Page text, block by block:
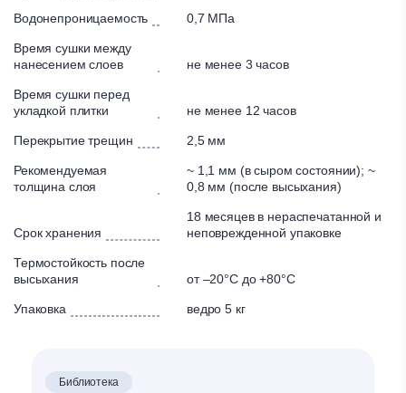
цементные штукатурки, цементные плиты,
цементные стяжки, бетон, пористый бетон и т. д.);
Для создания водонепроницаемой, эластичной
гидроизоляции перед уклад- кой покрытий
из керамической плитки и природного камня
и плиточными клеями на цементной основе,
например КНАУФ-Флизен Плюс, КНАУФ-Мрамор,
КНАУФ-Флекс), в том числе и при устройстве
Рекомендации
Наносить КНАУФ-Флэхендихт при температурах
выше +25°С.
КНАУФ-Флэхендихт всегда наносить на основание
Водонепроницаемость 0,7 МПа
Время сушки между
нанесением слоев
не менее 3 часов
Время сушки перед
укладкой плитки
не менее 12 часов
Перекрытие трещин 2,5 мм
Рекомендуемая
толщина слоя
~ 1,1 мм (в сыром состоянии); ~
0,8 мм (после высыхания)
Срок хранения
18 месяцев в нераспечатанной и
неповрежденной упаковке
Термостойкость после
высыхания
от –20°С до +80°С
Упаковка ведро 5 кг
Библиотека